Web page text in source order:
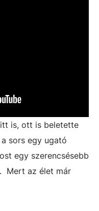
is, ott is beletette
sors egy ugató
egy szerencsésebb
Mert az élet már